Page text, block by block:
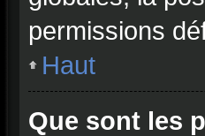
permissions
Haut
Que sont les